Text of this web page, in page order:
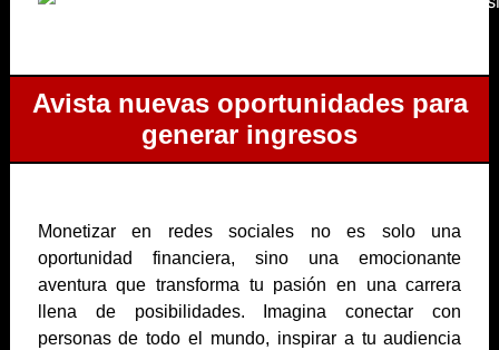
Avista nuevas oportunidades para
generar ingresos
Monetizar en redes sociales no es solo una
oportunidad financiera, sino una emocionante
aventura que transforma tu pasión en una carrera
llena de posibilidades. Imagina conectar con
personas de todo el mundo, inspirar a tu audiencia